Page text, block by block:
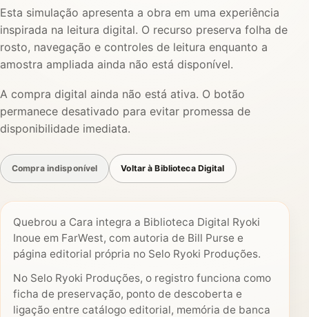
Esta simulação apresenta a obra em uma experiência
inspirada na leitura digital. O recurso preserva folha de
rosto, navegação e controles de leitura enquanto a
amostra ampliada ainda não está disponível.
A compra digital ainda não está ativa. O botão
permanece desativado para evitar promessa de
disponibilidade imediata.
Compra indisponível Voltar à Biblioteca Digital
Quebrou a Cara integra a Biblioteca Digital Ryoki
Inoue em FarWest, com autoria de Bill Purse e
página editorial própria no Selo Ryoki Produções.
No Selo Ryoki Produções, o registro funciona como
ficha de preservação, ponto de descoberta e
ligação entre catálogo editorial, memória de banca